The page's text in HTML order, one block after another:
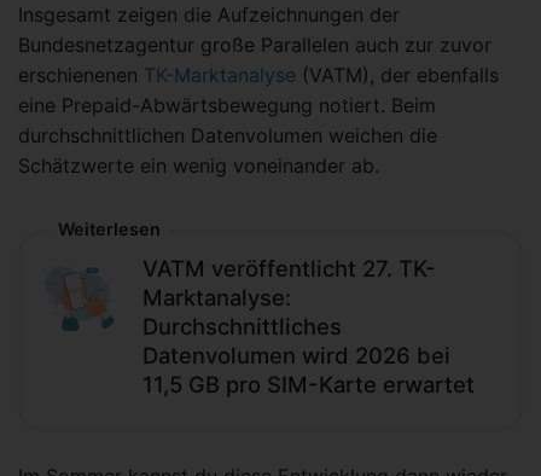
Insgesamt zeigen die Aufzeichnungen der
Bundesnetzagentur große Parallelen auch zur zuvor
erschienenen TK-Marktanalyse (VATM), der ebenfalls
eine Prepaid-Abwärtsbewegung notiert. Beim
durchschnittlichen Datenvolumen weichen die
Schätzwerte ein wenig voneinander ab.
Weiterlesen
VATM veröffentlicht 27. TK-
Marktanalyse:
Durchschnittliches
Datenvolumen wird 2026 bei
11,5 GB pro SIM-Karte erwartet